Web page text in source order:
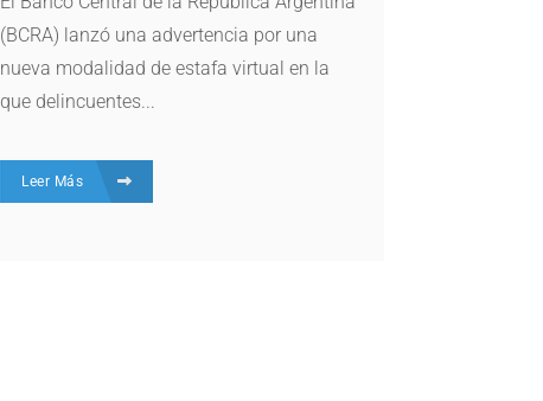
(BCRA) lanzó una advertencia por una
nueva modalidad de estafa virtual en la
que delincuentes...
Leer Más